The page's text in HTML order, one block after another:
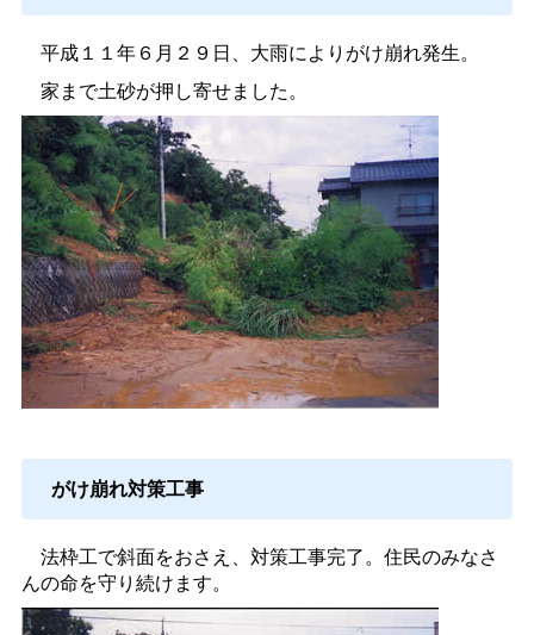
平成１１年６月２９日、大雨によりがけ崩れ発生。
家まで土砂が押し寄せました。
がけ崩れ対策工事
法枠工で斜面をおさえ、対策工事完了。住民のみなさ
んの命を守り続けます。